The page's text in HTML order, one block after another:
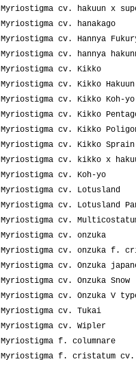
Myriostigma cv. hakuun x
Myriostigma cv. hanakago
Myriostigma cv. Hannya
Myriostigma cv. hannya
Myriostigma cv. Kikko
Myriostigma cv. Kikko Hakuun
Myriostigma cv. Kikko Koh-yo
Myriostigma cv. Kikko
Myriostigma cv. Kikko
Myriostigma cv. Kikko Sprain
Myriostigma cv. kikko x
Myriostigma cv. Koh-yo
Myriostigma cv. Lotusland
Myriostigma cv. Lotusland
Myriostigma cv.
Myriostigma cv. onzuka
Myriostigma cv. onzuka f.
Myriostigma cv. Onzuka
Myriostigma cv. Onzuka Snow
Myriostigma cv. Onzuka V
Myriostigma cv. Tukai
Myriostigma cv. Wipler
Myriostigma f. columnare
Myriostigma f. cristatum cv.